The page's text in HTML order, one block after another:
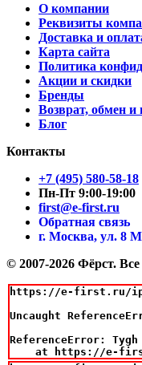
О компании
Реквизиты
Доставка и
Карта сайта
Политика
Акции и скидки
Бренды
Возврат, обмен и
Блог
Контакты
+7 (495) 580-58-18
Пн-Пт 9:00-19:00
first@e-first.ru
Обратная связь
г. Москва, ул. 8
© 2007-2026 Фёрст.
https://e-first.ru/
Uncaught
ReferenceError:
at https://e-